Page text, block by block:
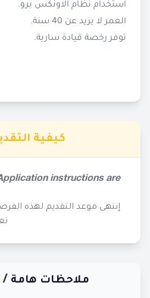
استخدام نظام الاونكس برو.
العمر لا يزيد عن 40 سنة.
توفر رخصة قيادة سارية.
كيفية
instructions are
إنتهى موعد التقديم لهذه
/ ملاحظات هامة